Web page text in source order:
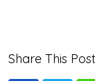
Share This